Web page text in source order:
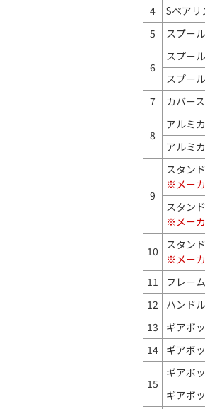
4
Sベアリ
5
スプー
6
スプー
スプー
7
カバー
8
アルミ
アルミ
9
スタン
※メー
スタン
※メー
10
スタン
※メー
11 フレー
12
ハンド
13
ギアボ
14
ギアボ
15
ギアボ
ギアボ